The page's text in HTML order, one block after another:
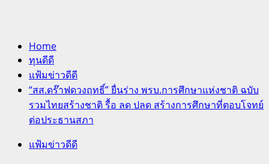
Home
ทุนดีดี
แฟ้มข่าวดีดี
“สส.ดร๊าฟดวงฤทธิ์” ยื่นร่าง พรบ.การศึกษาแห่งชาติ ฉบับ
รวมไทยสร้างชาติ รื้อ ลด ปลด สร้างการศึกษาที่ตอบโจทย์
ต่อประธานสภา
แฟ้มข่าวดีดี